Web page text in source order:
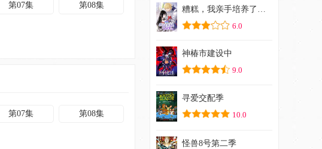
第07集 第08集
第07集 第08集
糟糕，我亲手培养了大反派！
6.0
神椿市建设中
9.0
寻爱交配季
10.0
怪兽8号第二季